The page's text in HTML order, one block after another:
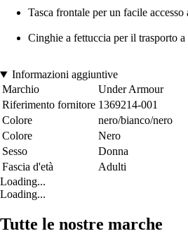
Tasca frontale per un facile accesso
Cinghie a fettuccia per il trasporto a
Informazioni aggiuntive
Marchio
Under Armour
Riferimento fornitore 1369214-001
Colore
nero/bianco/nero
Colore
Nero
Sesso
Donna
Fascia d'età
Adulti
Loading...
Loading...
Tutte le nostre marche